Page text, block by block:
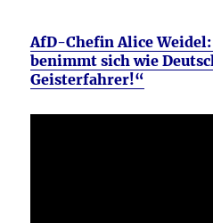
AfD-Chefin Alice
benimmt sich wie
Geisterfahrer!“